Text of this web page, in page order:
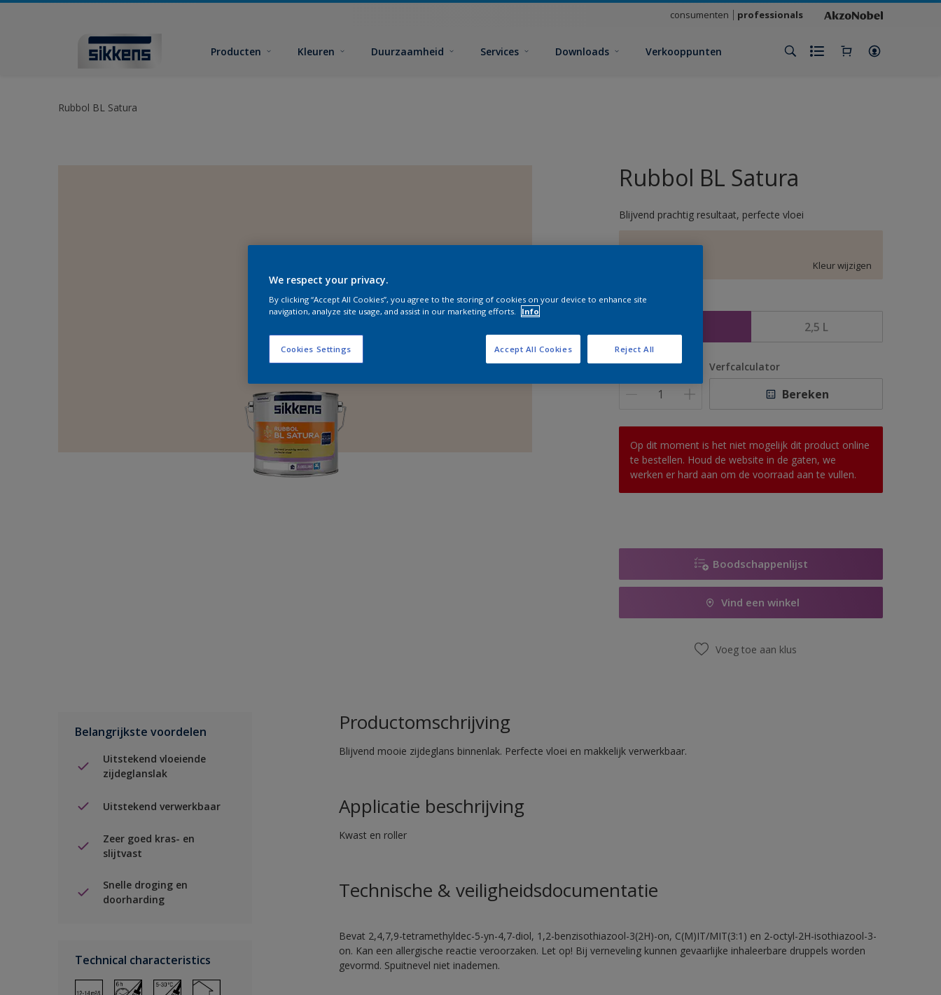
consumenten professionals
Producten Kleuren Duurzaamheid Services Downloads Verkooppunten
Rubbol BL Satura
Rubbol BL Satura
Blijvend prachtig resultaat, perfecte vloei
E6.04.86
Kleur wijzigen
Grootte
2,5 L
Aantal Verfcalculator
Bereken
Op dit moment is het niet mogelijk dit product online
te bestellen. Houd de website in de gaten, we
werken er hard aan om de voorraad aan te vullen.
Boodschappenlijst
Vind een winkel
Voeg toe aan klus
Belangrijkste voordelen
Uitstekend vloeiende
zijdeglanslak
Uitstekend verwerkbaar
Zeer goed kras- en
slijtvast
Snelle droging en
doorharding
Technical characteristics
Productomschrijving
Blijvend mooie zijdeglans binnenlak. Perfecte vloei en makkelijk verwerkbaar.
Applicatie beschrijving
Kwast en roller
Technische & veiligheidsdocumentatie
Bevat 2,4,7,9-tetramethyldec-5-yn-4,7-diol, 1,2-benzisothiazool-3(2H)-on, C(M)IT/MIT(3:1) en 2-octyl-2H-isothiazool-3-
on. Kan een allergische reactie veroorzaken. Let op! Bij verneveling kunnen gevaarlijke inhaleerbare druppels worden
gevormd. Spuitnevel niet inademen.
We respect your privacy.
By clicking “Accept All Cookies”, you agree to the storing of cookies on your device to enhance site
navigation, analyze site usage, and assist in our marketing efforts.
Info
Cookies Settings Reject All
Accept All Cookies